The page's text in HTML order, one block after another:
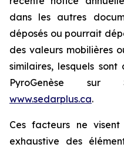
dans les autres
déposés ou pourrait
des valeurs mobilières
similaires, lesquels
PyroGenèse sur
www.sedarplus.ca.
Ces facteurs ne
exhaustive des